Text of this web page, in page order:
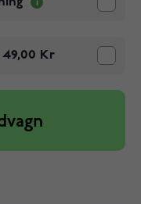
49,00 Kr